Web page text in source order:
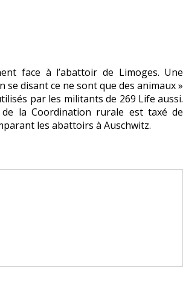
face à l’abattoir de Limoges. Une
disant ce ne sont que des animaux »
par les militants de 269 Life aussi.
la Coordination rurale est taxé de
les abattoirs à Auschwitz.